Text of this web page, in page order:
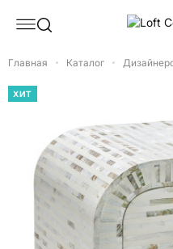
Главная Каталог
ХИТ